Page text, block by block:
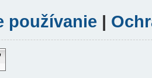
používanie |